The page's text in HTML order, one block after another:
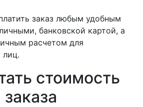
заказ любым удобным
банковской картой, а
расчетом для
лиц.
стоимость
заказа